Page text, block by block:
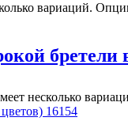
вариаций.
бретели
несколько